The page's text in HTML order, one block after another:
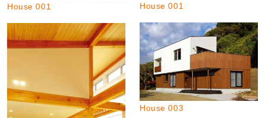
House 001 House 001
House 003